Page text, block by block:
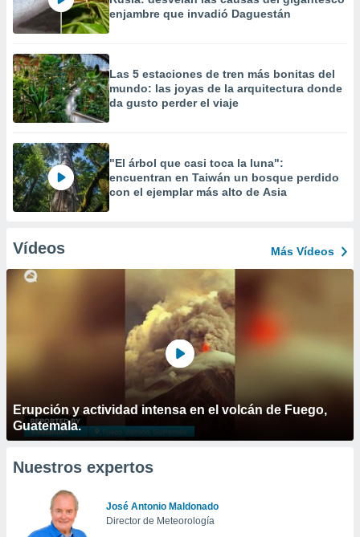
enjambre que invadió Daguestán
Las 5 estaciones de tren más bonitas del
mundo: las joyas de la arquitectura donde
da gusto perder el viaje
"El árbol que casi toca la luna":
encuentran en Taiwán un bosque perdido
con el ejemplar más alto de Asia
Vídeos Más Vídeos
Erupción y actividad intensa en el volcán de Fuego,
Guatemala.
Nuestros expertos
José Antonio Maldonado
Director de Meteorología